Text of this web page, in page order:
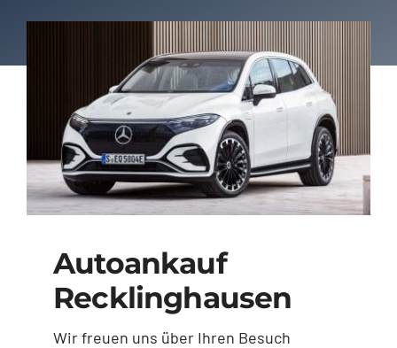
Autoankauf
Recklinghausen
Wir freuen uns über Ihren Besuch